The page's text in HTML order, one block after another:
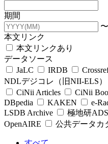
期間
〜
本文リンク
本文リンクあり
データソース
JaLC
IRDB
NDLデジコレ（旧NII-ELS）
CiNii Articles
CiNii
DBpedia
KAKEN e-
LSDB Archive
極地研ADS
OpenAIRE
公共データカ